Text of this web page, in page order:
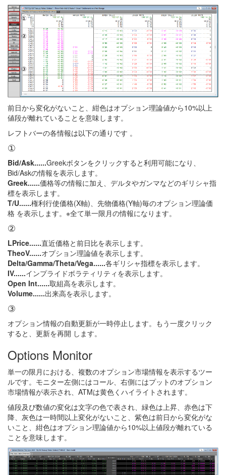
前日から変化がないこと、紺色はオプション理論値から10%以上
値段が離れていることを意味します。
レフトバーの各情報は以下の通りです 。
①
Bid/Ask......Greekボタンをクリックすると利用可能になり、
Bid/Askの情報を表示します。
Greek......価格等の情報に加え、デルタやガンマなどのギリシャ指
標を表示します。
T/U......権利行使価格(X軸)、先物価格(Y軸)毎のオプション理論価
格 を表示します。※全て単一限月の情報になります。
②
LPrice......直近価格と前日比を表示します。
TheoV......オプション理論値を表示します。
Delta/Gamma/Theta/Vega......各ギリシャ指標を表示します。
IV......インプライドボラティリティを表示します。
Open Int......取組高を表示します。
Volume......出来高を表示します。
③
オプション情報の自動更新が一時停止します。もう一度クリック
すると、更新を再開 します。
Options Monitor
単一の限月における、複数のオプション市場情報を表示するツー
ルです。モニター左側にはコール、右側にはプットのオプション
市場情報が表示され、ATMは黄色くハイライトされます。
値段及び数値の変化は文字の色で表され、緑色は上昇、赤色は下
降、灰色は一時間以上変化がないこと、紫色は前日から変化がな
いこと、紺色はオプション理論値から10%以上値段が離れている
ことを意味します。